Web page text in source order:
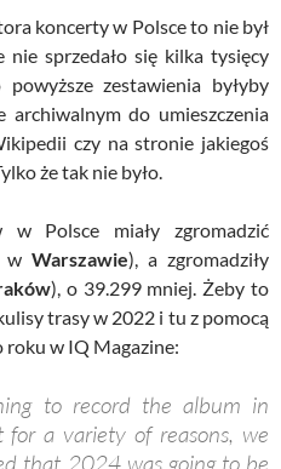
koncerty w Polsce to nie był
nie sprzedało się kilka tysięcy
zestawienia byłyby
archiwalnym do umieszczenia
czy na stronie jakiegoś
że tak nie było.
Polsce miały zgromadzić
wWarszawie), a zgromadziły
), o 39.299 mniej. Żeby to
trasy w 2022 i tu z pomocą
roku w IQ Magazine:
to record the album in
a variety of reasons, we